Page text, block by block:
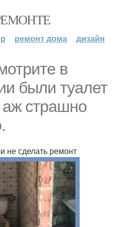
ремонт дома дизайн
в
были туалет
аж страшно
не сделать ремонт